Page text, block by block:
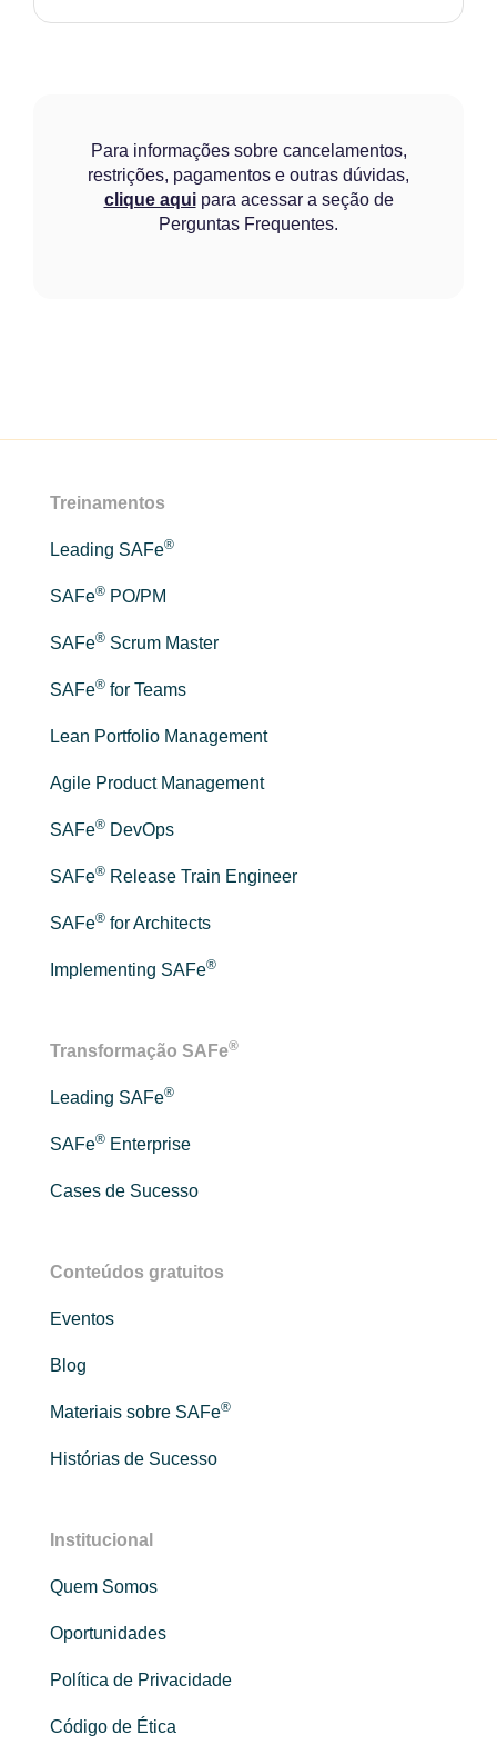
Para informações sobre cancelamentos,
restrições, pagamentos e outras dúvidas,
clique aquipara acessar a seção de
Perguntas Frequentes.
Treinamentos
Leading SAFe®
SAFe® PO/PM
SAFe® Scrum Master
SAFe® for Teams
Lean Portfolio Management
Agile Product Management
SAFe® DevOps
SAFe® Release Train Engineer
SAFe® for Architects
Implementing SAFe®
Transformação SAFe®
Leading SAFe®
SAFe® Enterprise
Cases de Sucesso
Conteúdos gratuitos
Eventos
Blog
Materiais sobre SAFe®
Histórias de Sucesso
Institucional
Quem Somos
Oportunidades
Política de Privacidade
Código de Ética